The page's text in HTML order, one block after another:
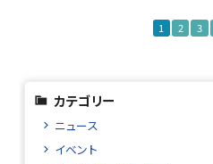
1 2 3
カテゴリー
ニュース
イベント